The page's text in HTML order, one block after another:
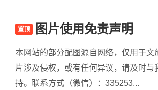
置顶 图片使用免责声明
本网站的部分配图源自网络，仅用于
片涉及侵权，或有任何异议，请及时
持。联系方式（微信）：335253...